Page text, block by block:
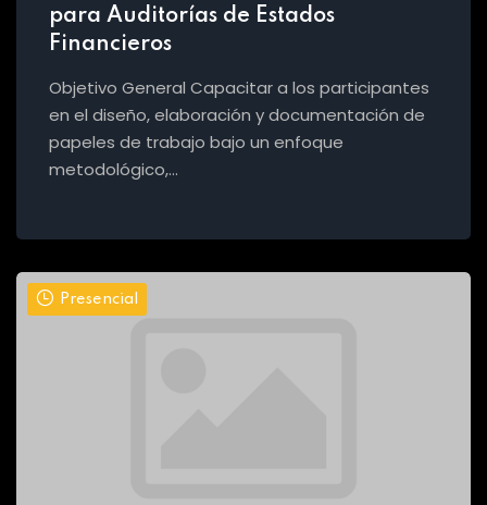
para Auditorías de Estados
Financieros
Objetivo General Capacitar a los participantes
en el diseño, elaboración y documentación de
papeles de trabajo bajo un enfoque
metodológico,…
Presencial